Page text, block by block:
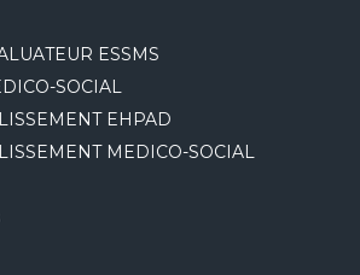
ESSMS
SOCIAL
EHPAD
MEDICO-SOCIAL